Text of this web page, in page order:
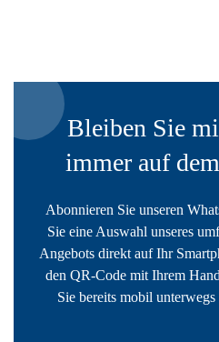
Bleiben Sie
immer auf
Abonnieren Sie unseren
Sie eine Auswahl unseres
Angebots direkt auf Ihr
den QR-Code mit Ihrem
Sie bereits mobil